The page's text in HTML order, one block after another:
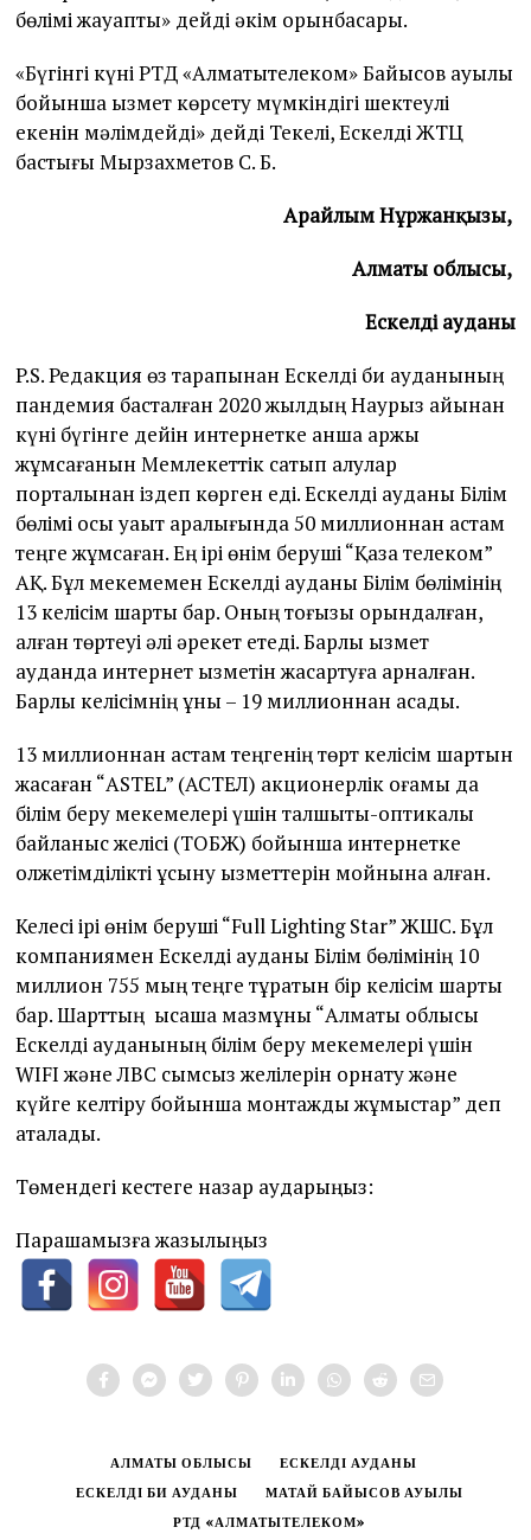
бөлімі жауапты» дейді әкім орынбасары.
«Бүгінгі күні РТД «Алматытелеком» Байысов ауылы
бойынша қызмет көрсету мүмкіндігі шектеулі
екенін мәлімдейді» дейді Текелі, Ескелді ЖТЦ
бастығы Мырзахметов С. Б.
Арайлым Нұржанқызы,
Алматы облысы,
Ескелді ауданы
P.S. Редакция өз тарапынан Ескелді би ауданының
пандемия басталған 2020 жылдың Наурыз айынан
күні бүгінге дейін интернетке қанша қаржы
жұмсағанын Мемлекеттік сатып алулар
порталынан іздеп көрген еді. Ескелді ауданы Білім
бөлімі осы уақыт аралығында 50 миллионнан астам
теңге жұмсаған. Ең ірі өнім беруші “Қазақ телеком”
АҚ. Бұл мекемемен Ескелді ауданы Білім бөлімінің
13 келісім шарты бар. Оның тоғызы орындалған,
қалған төртеуі әлі әрекет етеді. Барлық қызмет
ауданда интернет қызметін жақсартуға арналған.
Барлық келісімнің құны – 19 миллионнан асады.
13 миллионнан астам теңгенің төрт келісім шартын
жасаған “ASTEL” (АСТЕЛ) акционерлік қоғамы да
білім беру мекемелері үшін талшықты-оптикалық
байланыс желісі (ТОБЖ) бойынша интернетке
қолжетімділікті ұсыну қызметтерін мойнына алған.
Келесі ірі өнім беруші “Full Lighting Star” ЖШС. Бұл
компаниямен Ескелді ауданы Білім бөлімінің 10
миллион 755 мың теңге тұратын бір келісім шарты
бар. Шарттың қысқаша мазмұны “Алматы облысы
Ескелді ауданының білім беру мекемелері үшін
WIFI және ЛВС сымсыз желілерін орнату және
күйге келтіру бойынша монтаждық жұмыстар” деп
аталады.
Төмендегі кестеге назар аударыңыз:
Парақшамызға жазылыңыз
АЛМАТЫ ОБЛЫСЫ
ЕСКЕЛДІ АУДАНЫ
ЕСКЕЛДІ БИ АУДАНЫ
МАТАЙ БАЙЫСОВ АУЫЛЫ
РТД «АЛМАТЫТЕЛЕКОМ»